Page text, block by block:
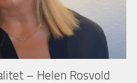
– Helen Rosvold